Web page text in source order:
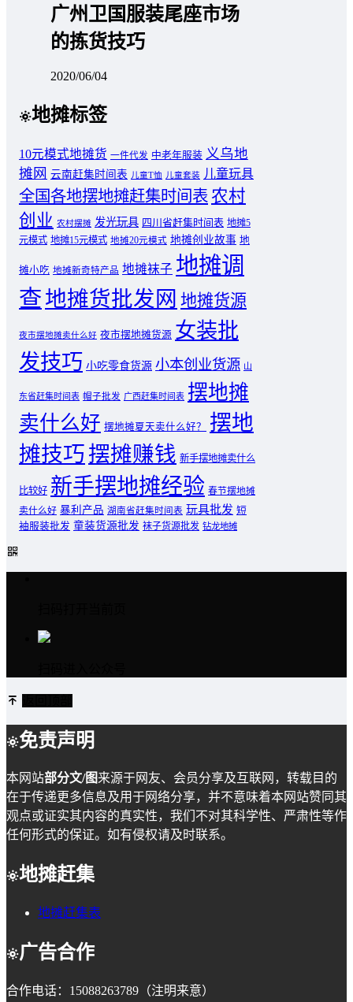
广州卫国服装尾座市场
的拣货技巧
2020/06/04
地摊标签
10元模式地摊货 一件代发 中老年服装 义乌地
摊网 云南赶集时间表 儿童T恤 儿童套装 儿童玩具
全国各地摆地摊赶集时间表 农村
创业 农村摆摊 发光玩具 四川省赶集时间表 地摊5
元模式 地摊15元模式 地摊20元模式 地摊创业故事 地
摊小吃 地摊新奇特产品 地摊袜子 地摊调
查地摊货批发网 地摊货源
夜市摆地摊卖什么好 夜市摆地摊货源 女装批
发技巧 小吃零食货源 小本创业货源 山
东省赶集时间表 帽子批发 广西赶集时间表 摆地摊
卖什么好 摆地摊夏天卖什么好？
摆地
摊技巧摆摊赚钱 新手摆地摊卖什么
比较好 新手摆地摊经验 春节摆地摊
卖什么好 暴利产品 湖南省赶集时间表 玩具批发 短
袖服装批发 童装货源批发 袜子货源批发 钻龙地摊
免责声明
本网站部分文/图来源于网友、会员分享及互联网，转载目的
在于传递更多信息及用于网络分享，并不意味着本网站赞同其
观点或证实其内容的真实性，我们不对其科学性、严肃性等作
任何形式的保证。如有侵权请及时联系。
地摊赶集
地摊赶集表
广告合作
合作电话：15088263789（注明来意）